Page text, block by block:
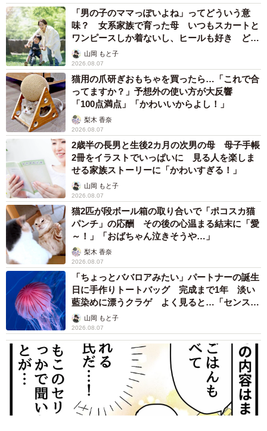
10分の1になります。削減されたCO2排出量の数値は、各自
治体に投票用紙の枚数を元に算出し報告しています。
2023（令和5）年度には、6874万4868票をリサイクルし、
CO2の排出を219.7トン削減しました。
――ペレット化した原料は、何に使用されているのです
か？
貨物用の樹脂パレットや農業、園芸用資材、建築用資材な
どの原料に使用されています。また、選挙啓発運動に使用
する「うちわ」の骨組みに使用される場合もあります。
「男の子のママっぽいよね」ってどういう意
味？ 女系家族で育った母 いつもスカートと
ワンピースしか着ないし、ヒールも好き どの
へんが…
山岡 もと子
2026.08.07
猫用の爪研ぎおもちゃを買ったら…「これで合
ってますか？」予想外の使い方が大反響
「100点満点」「かわいいからよし！」
梨木 香奈
2026.08.07
2歳半の長男と生後2カ月の次男の母 母子手帳
2冊をイラストでいっぱいに 見る人を楽しま
せる家族ストーリーに「かわいすぎる！」
山岡 もと子
2026.08.07
猫2匹が段ボール箱の取り合いで「ポコスカ猫
パンチ」の応酬 その後の心温まる結末に「愛
～！」「おばちゃん泣きそうや…」
梨木 香奈
2026.08.07
「ちょっとババロアみたい」パートナーの誕生
日に手作りトートバッグ 完成まで1年 淡い
藍染めに漂うクラゲ よく見ると…「センスす
ごい」山岡 もと子
2026.08.07